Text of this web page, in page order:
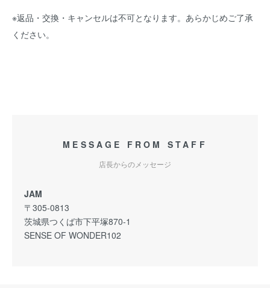
※返品・交換・キャンセルは不可となります。あらかじめご了承
ください。
MESSAGE FROM STAFF
店長からのメッセージ
JAM
〒305-0813
茨城県つくば市下平塚870-1
SENSE OF WONDER102